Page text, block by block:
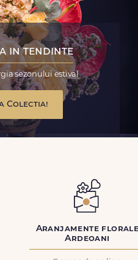
in tendinte
sezonului estival
Colectia!
Aranjamente
Ardeoani